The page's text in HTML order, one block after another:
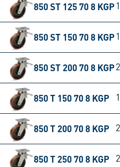
850 ST 125 70 8 KGP
850 ST 150 70 8 KGP
850 ST 200 70 8 KGP
850 T 150 70 8 KGP
850 T 200 70 8 KGP
850 T 250 70 8 KGP